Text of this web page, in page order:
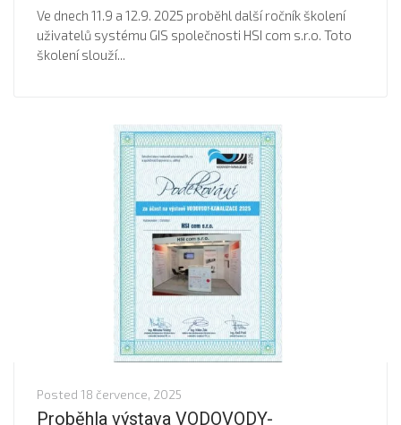
Ve dnech 11.9 a 12.9. 2025 proběhl další ročník školení
uživatelů systému GIS společnosti HSI com s.r.o. Toto
školení slouží...
Posted 18 července, 2025
Proběhla výstava VODOVODY-